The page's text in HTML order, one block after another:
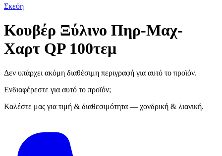
Σκεύη
Κουβέρ Ξύλινο Πηρ-Μαχ-
Χαρτ QP 100τεμ
Δεν υπάρχει ακόμη διαθέσιμη περιγραφή για αυτό το προϊόν.
Ενδιαφέρεστε για αυτό το προϊόν;
Καλέστε μας για τιμή & διαθεσιμότητα — χονδρική & λιανική.